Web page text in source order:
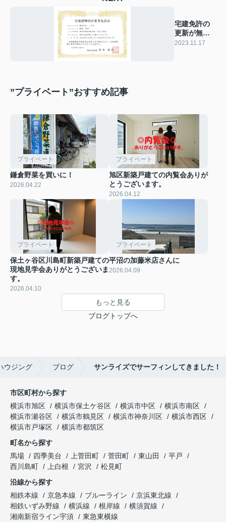
宅建免許の
更新が無事
に完了しま
2023.11.17
”プライベート”おすすめ記事
プライベート
鎌倉野菜を買いに！
2026.04.22
プライベート
旭区新築戸建ての内覧会ありが
とうございます。
2026.04.12
プライベート
保土ヶ谷区川島町新築戸建ての
現地見学会ありがとうございま
す。
2026.04.10
プライベート
平沼の加藤米店さんに
2026.04.09
もっと見る
ブログトップへ
ウジング ブログ サンライズでサーフィンしてきました！
市区町村から探す
横浜市旭区
横浜市保土ケ谷区 横浜市中区
横浜市南区
横浜市瀬谷区
横浜市鶴見区 横浜市神奈川区
横浜市西区
横浜市戸塚区
横浜市都筑区
町名から探す
馬場
四季美台 上菅田町 菅田町 東山田
平戸
西川島町
上白根 宮沢
松見町
沿線から探す
相鉄本線
京急本線 ブルーライン
京浜東北線
相鉄いずみ野線
横浜線 根岸線
横須賀線
湘南新宿ライン宇須
東急東横線